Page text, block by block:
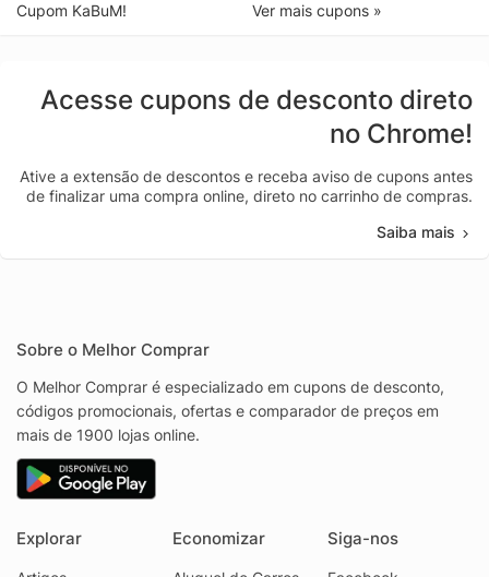
Cupom KaBuM!
Ver mais cupons »
Acesse cupons de desconto direto
no Chrome!
Ative a extensão de descontos e receba aviso de cupons antes
de finalizar uma compra online, direto no carrinho de compras.
Saiba mais
Sobre o Melhor Comprar
O Melhor Comprar é especializado em cupons de desconto,
códigos promocionais, ofertas e comparador de preços em
mais de 1900 lojas online.
Explorar Economizar Siga-nos